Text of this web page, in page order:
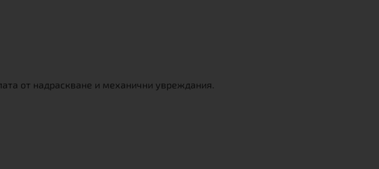
от надраскване и механични увреждания.